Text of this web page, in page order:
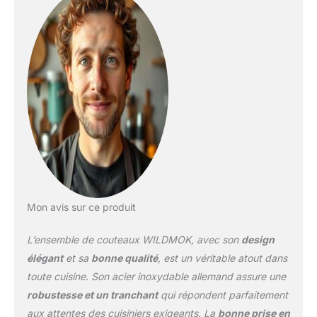
acier à aiguiser, 1 * bloc
de couteaux. 【Razor
Sharp Edge】 La lame du
couteau est fabriquée en
acier inoxydable
allemand de qualité
supérieure à une dureté
Rockwell de 58 ± 2 avec
un bord poli à la main à
12-16 degrés de chaque
côté. Fabriqué de
【Poignée de conception
ergonomique】 Poignée
en Pakkawood pour une
prise en main durable
mais équilibrée et
Mon avis sur ce produit
L’ensemble de couteaux WILDMOK, avec son design
élégantet sa bonne qualité, est un véritable atout dans
toute cuisine. Son acier inoxydable allemand assure une
robustesse et un tranchantqui répondent parfaitement
aux attentes des cuisiniers exigeants. La bonne prise en